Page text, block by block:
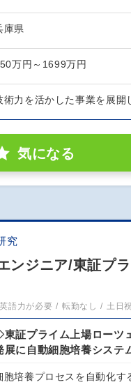
庫県
万円～1699万円
術力を活かした事業を展開
気になる
究
ンジニア/東証プ
英語力が必要 転勤なし 土日
証プライム上場ローツ
展に自動細胞培養シス
胞培養プロセスを自動化